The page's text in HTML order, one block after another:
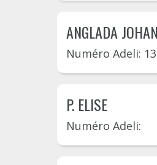
ANGLADA
Numéro Adeli:
P. ELISE
Numéro Adeli: